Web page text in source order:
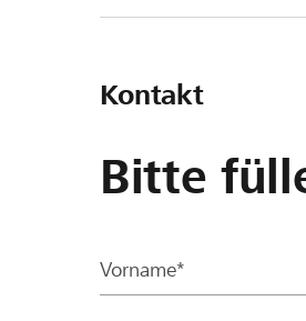
Kontakt
Bitte
Vorname*